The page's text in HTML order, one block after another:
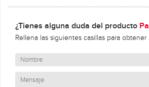
¿Tienes alguna duda del producto
Rellena las siguientes casillas para